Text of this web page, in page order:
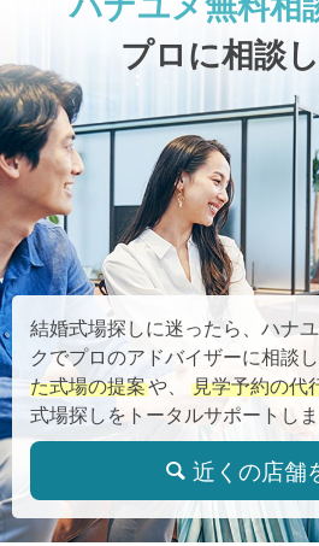
プロに相談
結婚式場探しに迷ったら、ハナ
クでプロのアドバイザーに相談し
た式場の提案や、 見学予約の代
式場探しをトータルサポートしま
近くの店舗